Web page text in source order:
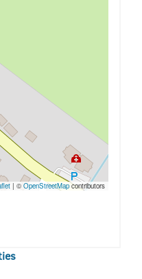
| ©OpenStreetMapcontributors